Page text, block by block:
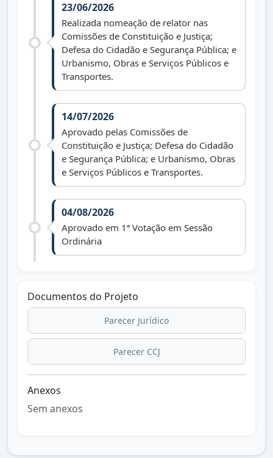
23/06/2026
Realizada nomeação de relator nas
Comissões de Constituição e Justiça;
Defesa do Cidadão e Segurança Pública; e
Urbanismo, Obras e Serviços Públicos e
Transportes.
14/07/2026
Aprovado pelas Comissões de
Constituição e Justiça; Defesa do Cidadão
e Segurança Pública; e Urbanismo, Obras
e Serviços Públicos e Transportes.
04/08/2026
Aprovado em 1ª Votação em Sessão
Ordinária
Documentos do Projeto
Parecer Jurídico
Parecer CCJ
Anexos
Sem anexos